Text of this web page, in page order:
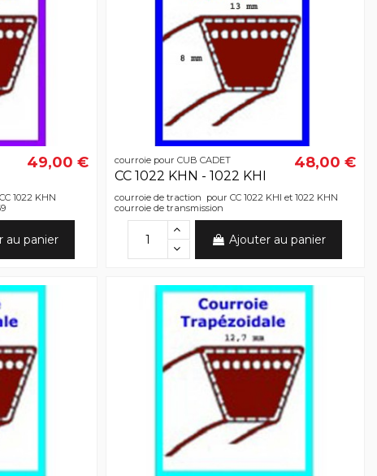
49,00 €
1022 KHN
au panier
courroie pour CUB CADET
CC 1022 KHN - 1022 KHI
48,00 €
courroie de traction pour CC 1022 KHI et 1022 KHN
courroie de transmission
Ajouter au panier